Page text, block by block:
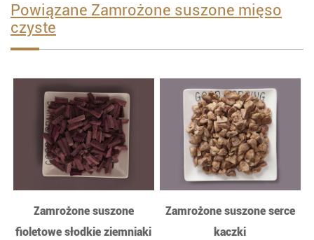
Powiązane Zamrożone suszone mięso
czyste
Zamrożone suszone
fioletowe słodkie ziemniaki
Zamrożone suszone serce
kaczki